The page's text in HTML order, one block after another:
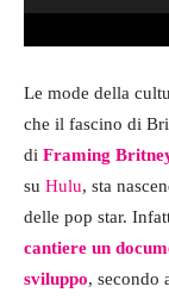
Le mode della
che il fascino di
di Framing
su Hulu, sta
delle pop star.
cantiere un
sviluppo, secondo